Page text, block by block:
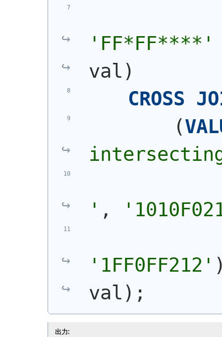
'FF*FF****'
val )
CROSS
(
' ,
'1FF0FF212'
val ) ;
出力: